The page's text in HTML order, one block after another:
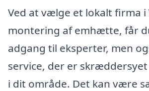
Ved at vælge et lokalt firma i
montering af emhætte, får
adgang til eksperter, men
service, der er
i dit område. Det kan være